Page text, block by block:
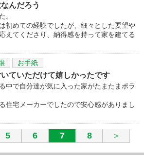
んだろう
。
初めての経験でしたが、細々とした要望や
えてくださり、納得感を持って家を建てる
お手紙
ていただけて嬉しかったです
中で自分達が気に入った家がたまたまポラ
住宅メーカーでしたので安心感がありまし
5 6 7 8 ＞